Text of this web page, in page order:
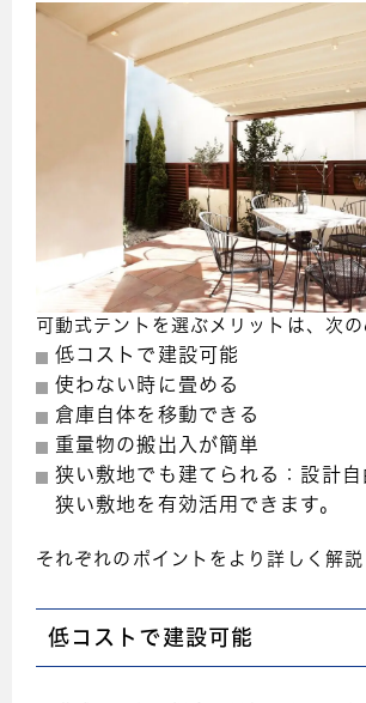
可動式テントを選ぶメリットは、次の
低コストで建設可能
使わない時に畳める
倉庫自体を移動できる
重量物の搬出入が簡単
狭い敷地でも建てられる：設計自
狭い敷地を有効活用できます。
それぞれのポイントをより詳しく解説
低コストで建設可能